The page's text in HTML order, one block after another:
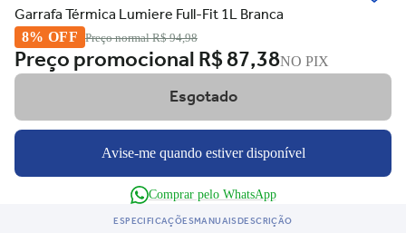
Garrafa Térmica Lumiere Full-Fit 1L Branca
8% OFF Preço normalR$ 94,98
Preço promocionalR$ 87,38NO PIX
Esgotado
Avise-me quando estiver disponível
Comprar pelo WhatsApp
ESPECIFICAÇÕESMANUAISDESCRIÇÃO